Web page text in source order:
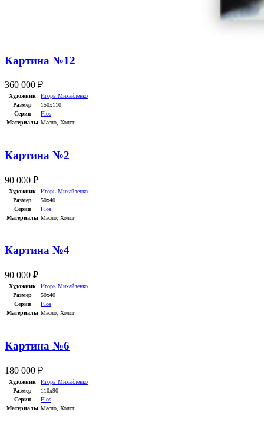
Картина №12
360 000 ₽
Художник
Игорь Михайленко
Размер
150х110
Серия
Flos
Материалы Масло, Холст
Картина №2
90 000 ₽
Художник
Игорь Михайленко
Размер
50х40
Серия
Flos
Материалы Масло Холст
Картина №4
90 000 ₽
Художник
Игорь Михайленко
Размер
50х40
Серия
Flos
Материалы Масло Холст
Картина №6
180 000 ₽
Художник
Игорь Михайленко
Размер
110х90
Серия
Flos
Материалы Масло Холст